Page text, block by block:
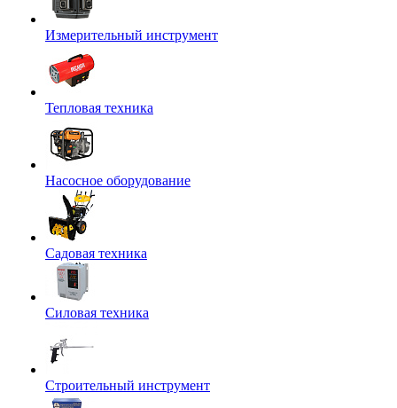
Измерительный инструмент
Тепловая техника
Насосное оборудование
Садовая техника
Силовая техника
Строительный инструмент